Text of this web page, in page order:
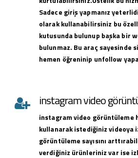
Sadece giriş yapmanız
olarak kullanabilirsiniz bu
kutusunda bulunup başka bir
bulunmaz. Bu araç sayesinde
hemen öğreninip unfollow
instagram video
instagramvideo görüntüleme
kullanarak istediğiniz videoya
görüntüleme sayısını
verdiğiniz ürünleriniz var ise